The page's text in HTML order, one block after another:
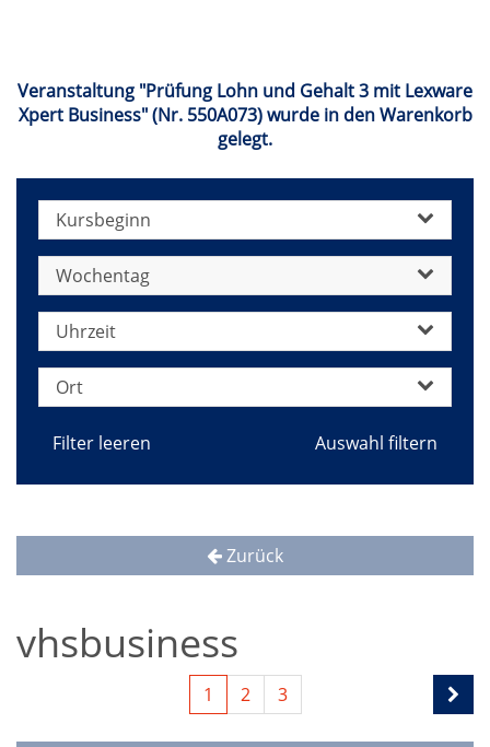
Veranstaltung "Prüfung Lohn und Gehalt 3 mit Lexware
Xpert Business" (Nr. 550A073) wurde in den Warenkorb
gelegt.
Kursbeginn
Wochentag
Uhrzeit
Ort
Filter leeren
Zurück
vhsbusiness
1 2 3